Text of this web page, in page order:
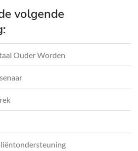
volgende
Ouder Worden